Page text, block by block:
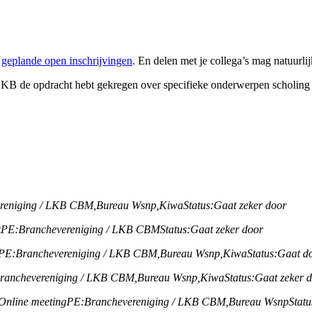
geplande open inschrijvingen. En delen met je collega’s mag
de opdracht hebt gekregen over specifieke onderwerpen
/ LKB CBM, Bureau Wsnp, KiwaStatus:Gaat zeker door
PE:Branchevereniging / LKB CBMStatus:Gaat zeker door
Branchevereniging / LKB CBM, Bureau Wsnp, KiwaStatus:Gaat
/ LKB CBM, Bureau Wsnp, KiwaStatus:Gaat zeker
meetingPE:Branchevereniging / LKB CBM, Bureau Wsnp